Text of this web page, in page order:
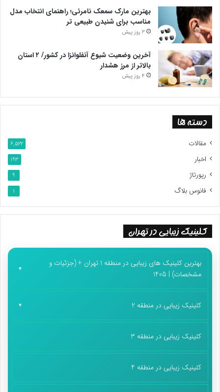
بهترین مارک سمعک نامرئی؛ راهنمای انتخاب مدل
مناسب برای شنیدن طبیعی تر
3 روز پیش
آخرین وضعیت شیوع آنفلوانزا در کشور/ ۲ استان
بالاتر از مرز هشدار
4 روز پیش
دسته ها
مقالات 6,522
اخبار 193
رپورتاژ 9
فانوس بلاگ 1
کلینیک زیبایی در تهران
بهترین کلینیک های زیبایی در منطقه 1 تهران + (جزئیات و
مشخصات) | 1405
کلینیک زیبایی در منطقه 2
کلینیک زیبایی در منطقه 3
کلینیک زیبایی در منطقه 4